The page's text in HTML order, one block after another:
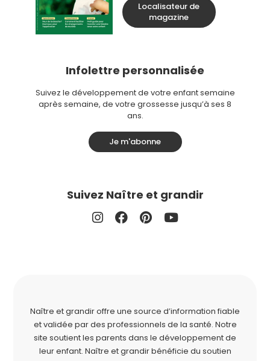
Localisateur de
magazine
Infolettre personnalisée
Suivez le développement de votre enfant semaine
après semaine, de votre grossesse jusqu’à ses 8
ans.
Je m'abonne
Suivez Naître et grandir
Naître et grandir offre une source d’information fiable
et validée par des professionnels de la santé. Notre
site soutient les parents dans le développement de
leur enfant. Naître et grandir bénéficie du soutien